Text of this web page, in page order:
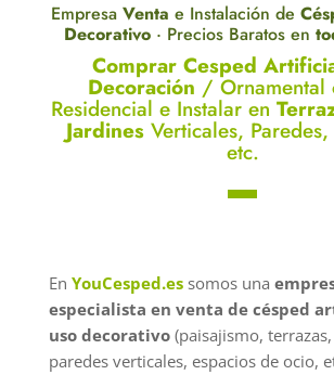
Empresa Venta e Instalación de
Decorativo · Precios Baratos en
Comprar Cesped
Decoración / Ornamental
Residencial e Instalar en
JardinesVerticales, Paredes,
etc.
▬
En YouCesped.essomos una
especialista en venta de césped
uso decorativo(paisajismo,
paredes verticales, espacios de ocio,